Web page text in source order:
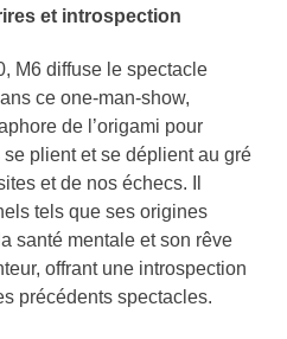
et introspection
M6 diffuse le spectacle
ce one-man-show,
de l’origami pour
plient et se déplient au gré
et de nos échecs. Il
tels que ses origines
santé mentale et son rêve
offrant une introspection
précédents spectacles.